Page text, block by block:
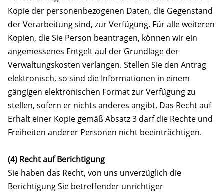
Kopie der personenbezogenen Daten, die Gegenstand
der Verarbeitung sind, zur Verfügung. Für alle weiteren
Kopien, die Sie Person beantragen, können wir ein
angemessenes Entgelt auf der Grundlage der
Verwaltungskosten verlangen. Stellen Sie den Antrag
elektronisch, so sind die Informationen in einem
gängigen elektronischen Format zur Verfügung zu
stellen, sofern er nichts anderes angibt. Das Recht auf
Erhalt einer Kopie gemäß Absatz 3 darf die Rechte und
Freiheiten anderer Personen nicht beeinträchtigen.
(4) Recht auf Berichtigung
Sie haben das Recht, von uns unverzüglich die
Berichtigung Sie betreffender unrichtiger